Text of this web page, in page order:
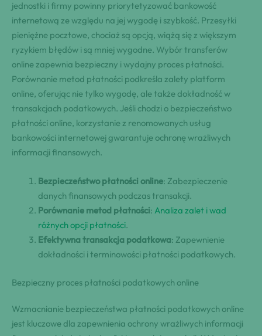
jednostki i firmy powinny priorytetyzować bankowość
internetową ze względu na jej wygodę i szybkość. Przesyłki
pieniężne pocztowe, chociaż są opcją, wiążą się z większym
ryzykiem błędów i są mniej wygodne. Wybór transferów
online zapewnia bezpieczny i wydajny proces płatności.
Porównanie metod płatności podkreśla zalety platform
online, oferując nie tylko wygodę, ale także dokładność w
transakcjach podatkowych. Jeśli chodzi o bezpieczeństwo
płatności online, korzystanie z renomowanych usług
bankowości internetowej gwarantuje ochronę wrażliwych
informacji finansowych.
Bezpieczeństwo płatności online: Zabezpieczenie
danych finansowych podczas transakcji.
Porównanie metod płatności: Analiza zalet i wad
różnych opcji płatności.
Efektywna transakcja podatkowa: Zapewnienie
dokładności i terminowości płatności podatkowych.
Bezpieczny proces płatności podatkowych online
Wzmacnianie bezpieczeństwa płatności podatkowych online
jest kluczowe dla zapewnienia ochrony wrażliwych informacji